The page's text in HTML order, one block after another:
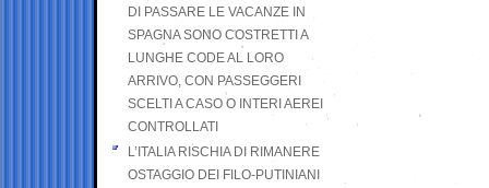
DI PASSARE LE VACANZE IN
SPAGNA SONO COSTRETTI A
LUNGHE CODE AL LORO
ARRIVO, CON PASSEGGERI
SCELTI A CASO O INTERI AEREI
CONTROLLATI
L’ITALIA RISCHIA DI RIMANERE
OSTAGGIO DEI FILO-PUTINIANI